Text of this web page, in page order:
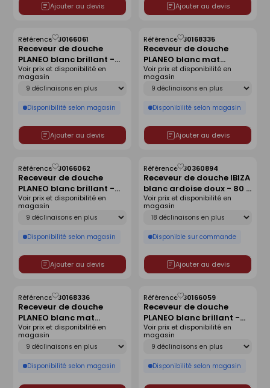
Ajouter au devis Ajouter au devis
Receveur de douche
PLANEO blanc brillant -
140 x 90 cm
Référence :30166061
Déclinaison
Disponibilité selon magasin
Voir prix et disponibilité en
magasin
Ajouter au devis
Enregistrer
comme
liste
Receveur de douche
PLANEO blanc mat
antidérapant - 160 x 90
cm
Référence :30168335
Déclinaison
Disponibilité selon magasin
Voir prix et disponibilité en
magasin
Ajouter au devis
Enregistrer
comme
liste
Receveur de douche
PLANEO blanc brillant -
160 x 80 cm
Référence :30166062
Déclinaison
Disponibilité selon magasin
Voir prix et disponibilité en
magasin
Ajouter au devis
Enregistrer
comme
liste
Receveur de douche IBIZA
blanc ardoise doux - 80 x
120 cm
Référence :30360894
Déclinaison
Disponible sur commande
Voir prix et disponibilité en
magasin
Ajouter au devis
Enregistrer
comme
liste
Receveur de douche
PLANEO blanc mat
antidérapant - 180 x 80
cm
Référence :30168336
Déclinaison
Disponibilité selon magasin
Voir prix et disponibilité en
magasin
Enregistrer
comme
liste
Receveur de douche
PLANEO blanc brillant -
120 x 90 cm
Référence :30166059
Déclinaison
Disponibilité selon magasin
Voir prix et disponibilité en
magasin
Enregistrer
comme
liste